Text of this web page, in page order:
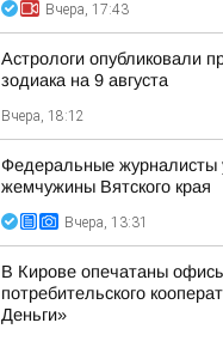
Вчера, 17:43
Астрологи опубликовали
зодиака на 9 августа
Вчера, 18:12
Федеральные журналисты
жемчужины Вятского края
Вчера, 13:31
В Кирове опечатаны
потребительского
Деньги»